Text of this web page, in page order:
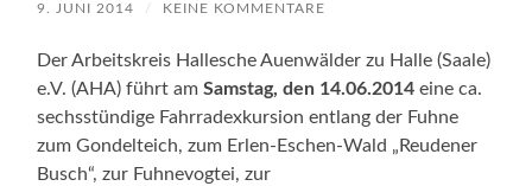
9. JUNI 2014 / KEINE KOMMENTARE
Der Arbeitskreis Hallesche Auenwälder zu Halle (Saale)
e.V. (AHA) führt amSamstag, den 14.06.2014 eine ca.
sechsstündige Fahrradexkursion entlang der Fuhne
zum Gondelteich, zum Erlen-Eschen-Wald „Reudener
Busch“, zur Fuhnevogtei, zur